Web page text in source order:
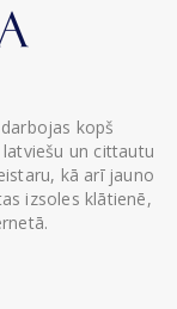
kopš
latviešu un cittautu
kā arī jauno
izsoles klātienē,